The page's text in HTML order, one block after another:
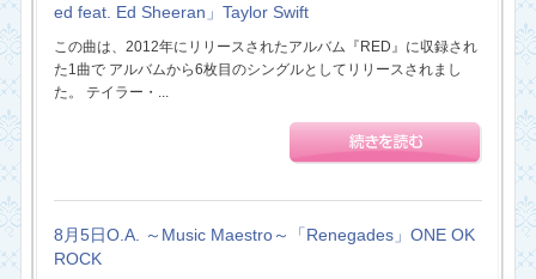
ed feat. Ed Sheeran」Taylor Swift
この曲は、2012年にリリースされたアルバム『RED』に収録され
た1曲で アルバムから6枚目のシングルとしてリリースされまし
た。 テイラー・...
8月5日O.A. ～Music Maestro～「Renegades」ONE OK
ROCK